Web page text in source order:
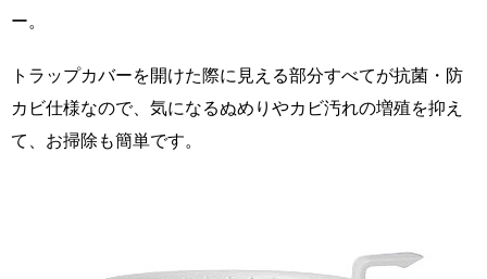
ー。
トラップカバーを開けた際に見える部分すべてが抗菌・防
カビ仕様なので、気になるぬめりやカビ汚れの増殖を抑え
て、お掃除も簡単です。